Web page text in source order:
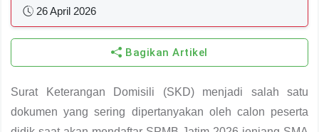
26 April 2026
Bagikan Artikel
Surat Keterangan Domisili (SKD) menjadi salah satu
dokumen yang sering dipertanyakan oleh calon peserta